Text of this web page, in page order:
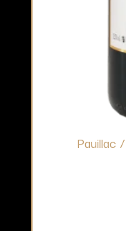
Pauillac